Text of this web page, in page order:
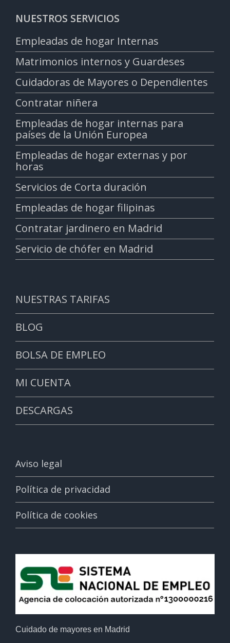
NUESTROS SERVICIOS
Empleadas de hogar Internas
Matrimonios internos y Guardeses
Cuidadoras de Mayores o Dependientes
Contratar niñera
Empleadas de hogar internas para
países de la Unión Europea
Empleadas de hogar externas y por
horas
Servicios de Corta duración
Empleadas de hogar filipinas
Contratar jardinero en Madrid
Servicio de chófer en Madrid
NUESTRAS TARIFAS
BLOG
BOLSA DE EMPLEO
MI CUENTA
DESCARGAS
Aviso legal
Política de privacidad
Política de cookies
Cuidado de mayores en Madrid